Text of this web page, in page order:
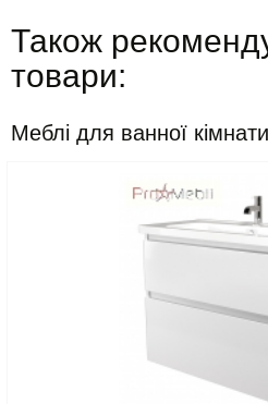
Також
товари:
Меблі для ванної кімнати